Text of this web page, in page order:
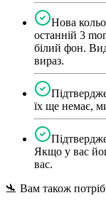
Нова
останній 3
білий фон.
вираз.
їх ще немає,
Якщо у вас
вас.
🛬 Вам також